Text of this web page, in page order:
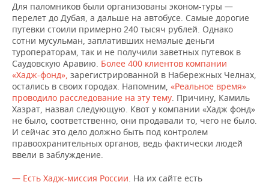
Для паломников были организованы эконом-туры —
перелет до Дубая, а дальше на автобусе. Самые дорогие
путевки стоили примерно 240 тысяч рублей. Однако
сотни мусульман, заплативших немалые деньги
туроператорам, так и не получили заветных путевок в
Саудовскую Аравию. Более 400 клиентов компании
«Хадж-фонд», зарегистрированной в Набережных Челнах,
остались в своих городах. Напомним, «Реальное время»
проводило расследование на эту тему. Причину, Камиль
Хазрат, назвал следующую. Квот у компании «Хадж фонд»
не было, соответственно, они продавали то, чего не было.
И сейчас это дело должно быть под контролем
правоохранительных органов, ведь фактически людей
ввели в заблуждение.
— Есть Хадж-миссия России. На их сайте есть